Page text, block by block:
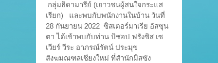
กลุ่มธิดามารีย์ (เยาวชนผู้สนใจกระแส
เรียก) และพบกับพนักงานในบ้าน วันที่
28 กันยายน 2022 ซิสเตอร์มาเรีย อัสซุน
ตา ได้เข้าพบกับท่าน บิชอป ฟรังซิส เซ
เวียร์ วีระ อาภรณ์รัตน์ ประมุข
สังฆมณฑลเชียงใหม่ ที่สำนักมิสซัง